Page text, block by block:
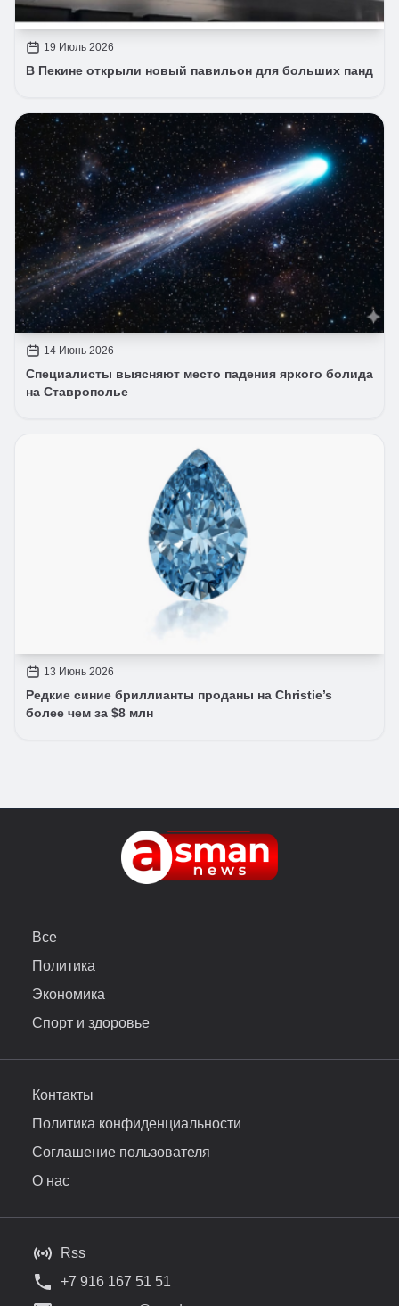
19 Июль 2026
В Пекине открыли новый павильон для больших панд
14 Июнь 2026
Специалисты выясняют место падения яркого болида
на Ставрополье
13 Июнь 2026
Редкие синие бриллианты проданы на Christie’s
более чем за $8 млн
Все
Политика
Экономика
Спорт и здоровье
Контакты
Политика конфиденциальности
Соглашение пользователя
О нас
Rss
+7 916 167 51 51